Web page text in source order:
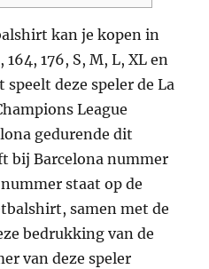
kan je kopen in
164, 176, S, M, L, XL en
deze speler de La
League
gedurende dit
bij Barcelona nummer
staat op de
samen met de
bedrukking van de
van deze speler